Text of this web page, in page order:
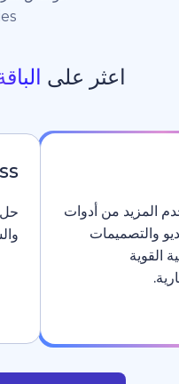
الباقة المثالية
Business
حل متقدم
والشركات.